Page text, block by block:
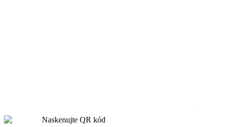
Naskenujte QR kód